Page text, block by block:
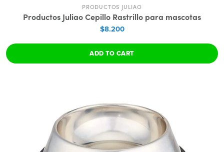
PRODUCTOS JULIAO
Productos Juliao Cepillo Rastrillo para mascotas
$8.200
ADD TO CART